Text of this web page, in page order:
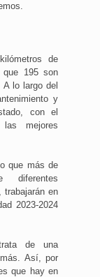
de
que 195 son
lo largo del
y
con el
mejores
que más de
diferentes
trabajarán en
2023-2024
de una
Así, por
que hay en